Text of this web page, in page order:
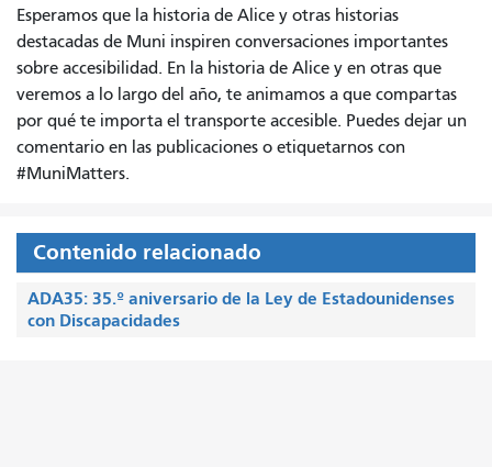
Esperamos que la historia de Alice y otras historias
destacadas de Muni inspiren conversaciones importantes
sobre accesibilidad. En la historia de Alice y en otras que
veremos a lo largo del año, te animamos a que compartas
por qué te importa el transporte accesible. Puedes dejar un
comentario en las publicaciones o etiquetarnos con
#MuniMatters.
Contenido relacionado
ADA35: 35.º aniversario de la Ley de Estadounidenses
con Discapacidades